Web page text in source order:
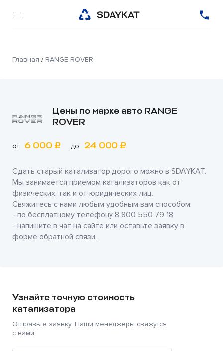
Главная / RANGE ROVER
Цены по марке авто RANGE
ROVER
от 6 000 ₽ до 24 000 ₽
Сдать старый катализатор дорого можно в SDAYKAT.
Мы занимается приемом катализаторов как от
физических, так и от юридических лиц.
Свяжитесь с нами любым удобным вам способом:
- по бесплатному телефону 8 800 550 79 18
- напишите в чат на сайте или оставьте заявку в
форме обратной связи.
Узнайте точную стоимость
катализатора
Отправьте заявку. Наши менеджеры свяжутся
с вами.